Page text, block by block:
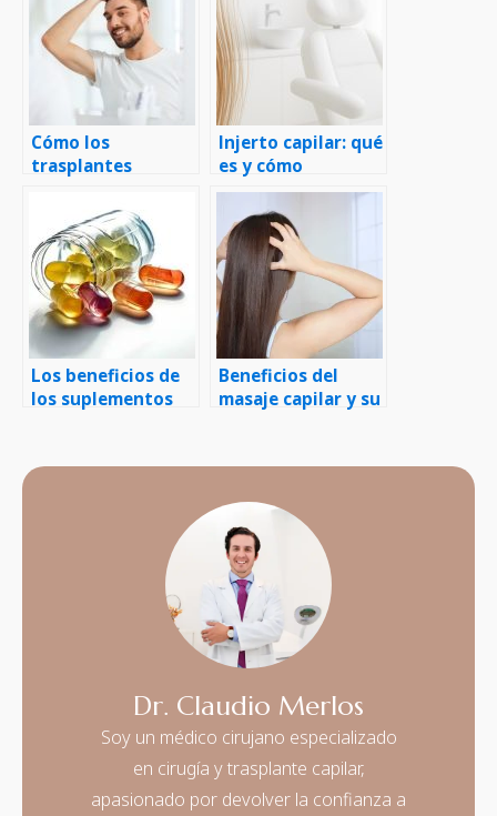
Cómo los
trasplantes
mejorar la
apariencia facial
Injerto capilar: qué
es y cómo
funciona, paso a
paso
Los beneficios de
los suplementos
Beneficios del
masaje capilar y su
cabello
Dr. Claudio Merlos
Soy un médico cirujano especializado
en cirugía y trasplante capilar,
apasionado por devolver la confianza a